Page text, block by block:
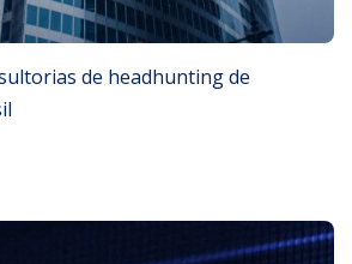
de headhunting de